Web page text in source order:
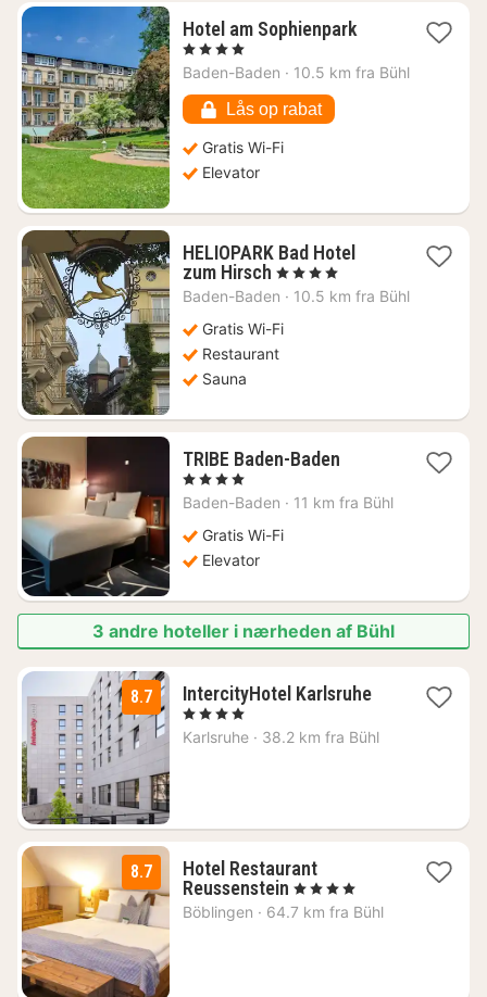
Hotel am Sophienpark1
fra
, 4 Stjerner
Baden-Baden · 10.5 km fra Bühl
Lås op rabat
Gratis Wi-Fi
Elevator
HELIOPARK Bad Hotel
zum Hirsch 1
nat
845
kr.
, 4 Stjerner
Baden-Baden · 10.5 km fra Bühl
Gratis Wi-Fi
Restaurant
Sauna
TRIBE Baden-Baden1
fra
, 4 Stjerner
Baden-Baden · 11 km fra Bühl
Gratis Wi-Fi
Elevator
3 andre hoteller i nærheden af Bühl
8.7 IntercityHotel Karlsruhe1
fra
, 4 Stjerner
Karlsruhe · 38.2 km fra Bühl
8.7
Hotel Restaurant
Reussenstein 2
nætter
, 4 Stjerner
Böblingen · 64.7 km fra Bühl